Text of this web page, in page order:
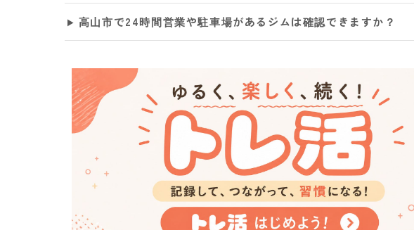
高山市で24時間営業や駐車場があるジムは確認できますか？